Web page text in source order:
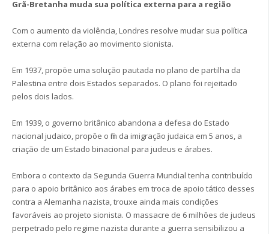
Grã-Bretanha muda sua política externa para a região
Com o aumento da violência, Londres resolve mudar sua política
externa com relação ao movimento sionista.
Em 1937, propõe uma solução pautada no plano de partilha da
Palestina entre dois Estados separados. O plano foi rejeitado
pelos dois lados.
Em 1939, o governo britânico abandona a defesa do Estado
nacional judaico, propõe o fim da imigração judaica em 5 anos, a
criação de um Estado binacional para judeus e árabes.
Embora o contexto da Segunda Guerra Mundial tenha contribuído
para o apoio britânico aos árabes em troca de apoio tático desses
contra a Alemanha nazista, trouxe ainda mais condições
favoráveis ao projeto sionista. O massacre de 6 milhões de judeus
perpetrado pelo regime nazista durante a guerra sensibilizou a